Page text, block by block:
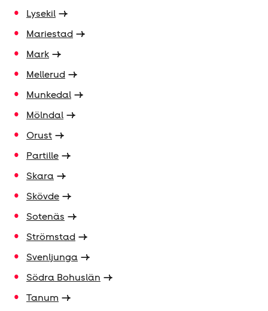
Lysekil
Mariestad
Mark
Mellerud
Munkedal
Mölndal
Orust
Partille
Skara
Skövde
Sotenäs
Strömstad
Svenljunga
Södra Bohuslän
Tanum